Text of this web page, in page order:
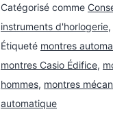
Catégorisé comme
instruments d'horlogerie,
Étiqueté montres
montres Casio Édifice,
hommes, montres
automatique